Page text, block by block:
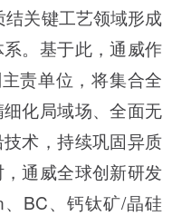
结关键工艺领域形成
。基于此，通威作
责单位，将集合全
化局域场、全面无
术，持续巩固异质
通威全球创新研发
BC、钙钛矿/晶硅